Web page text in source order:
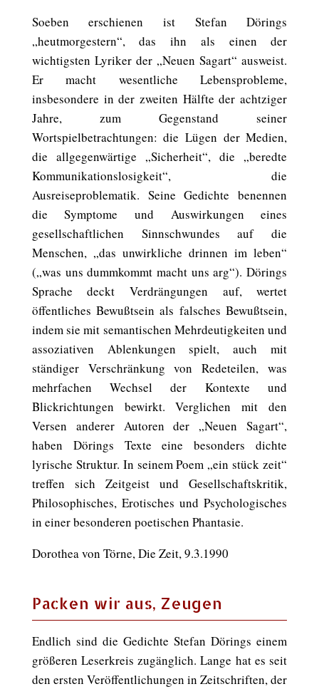
Soeben erschienen ist Stefan Dörings
„heutmorgestern“, das ihn als einen der
wichtigsten Lyriker der „Neuen Sagart“ ausweist.
Er macht wesentliche Lebensprobleme,
insbesondere in der zweiten Hälfte der achtziger
Jahre, zum Gegenstand seiner
Wortspielbetrachtungen: die Lügen der Medien,
die allgegenwärtige „Sicherheit“, die „beredte
Kommunikationslosigkeit“, die
Ausreiseproblematik. Seine Gedichte benennen
die Symptome und Auswirkungen eines
gesellschaftlichen Sinnschwundes auf die
Menschen, „das unwirkliche drinnen im leben“
(„was uns dummkommt macht uns arg“). Dörings
Sprache deckt Verdrängungen auf, wertet
öffentliches Bewußtsein als falsches Bewußtsein,
indem sie mit semantischen Mehrdeutigkeiten und
assoziativen Ablenkungen spielt, auch mit
ständiger Verschränkung von Redeteilen, was
mehrfachen Wechsel der Kontexte und
Blickrichtungen bewirkt. Verglichen mit den
Versen anderer Autoren der „Neuen Sagart“,
haben Dörings Texte eine besonders dichte
lyrische Struktur. In seinem Poem „ein stück zeit“
treffen sich Zeitgeist und Gesellschaftskritik,
Philosophisches, Erotisches und Psychologisches
in einer besonderen poetischen Phantasie.
Dorothea von Törne, Die Zeit, 9.3.1990
Packen wir aus, Zeugen
Endlich sind die Gedichte Stefan Dörings einem
größeren Leserkreis zugänglich. Lange hat es seit
den ersten Veröffentlichungen in Zeitschriften, der